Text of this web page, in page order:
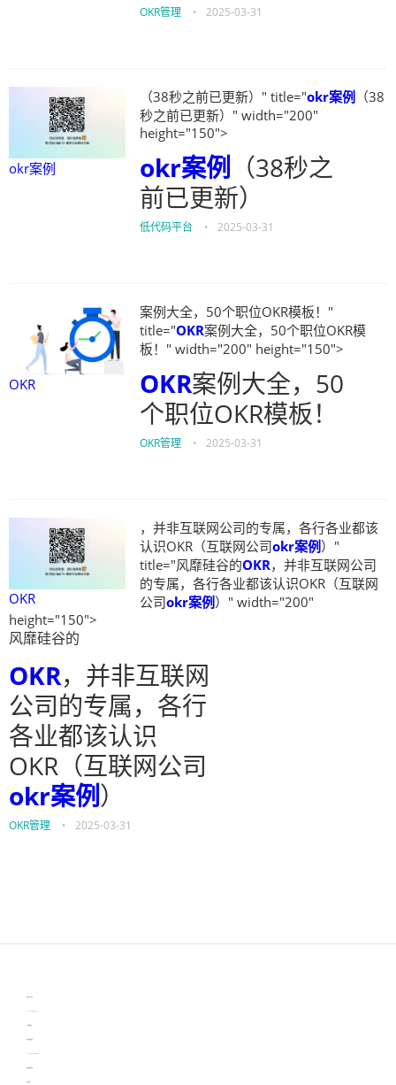
OKR管理 • 2025-03-31
okr案例
（38秒之前已更新）" title="okr案例
（38
秒之前已更新）" width="200"
height="150">
okr案例
（38秒之
前已更新）
低代码平台 • 2025-03-31
OKR
案例大全，50个职位OKR模板！"
title="OKR案例大全，50个职位OKR模
板！" width="200" height="150">
OKR案例大全，50
个职位OKR模板！
OKR管理 • 2025-03-31
OKR
，并非互联网公司的专属，各行各业都该
认识OKR（互联网公司okr案例 ）"
title="风靡硅谷的OKR，并非互联网公司
的专属，各行各业都该认识OKR（互联网
公司okr案例 ）" width="200"
height="150">
风靡硅谷的
OKR，并非互联网
公司的专属，各行
各业都该认识
OKR（互联网公司
okr案例）
OKR管理 • 2025-03-31